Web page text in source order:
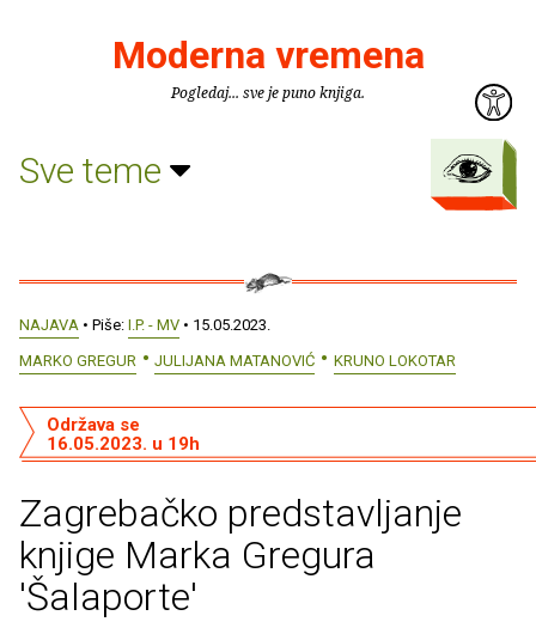
Moderna vremena
Pogledaj... sve je puno knjiga.
Sve teme
NAJAVA • Piše: I.P. - MV • 15.05.2023.
MARKO GREGUR
JULIJANA MATANOVIĆ KRUNO LOKOTAR
Zagrebačko predstavljanje
knjige Marka Gregura
'Šalaporte'
Održava se
16.05.2023. u 19h